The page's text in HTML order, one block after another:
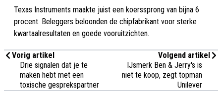
Texas Instruments maakte juist een koerssprong van bijna 6
procent. Beleggers beloonden de chipfabrikant voor sterke
kwartaalresultaten en goede vooruitzichten.
Vorig artikel
Drie signalen dat je te
maken hebt met een
toxische gesprekspartner
Volgend artikel
IJsmerk Ben & Jerry's is
niet te koop, zegt topman
Unilever